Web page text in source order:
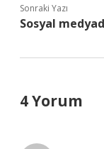
Sonraki Yazı
Sosyal
4 Yorum